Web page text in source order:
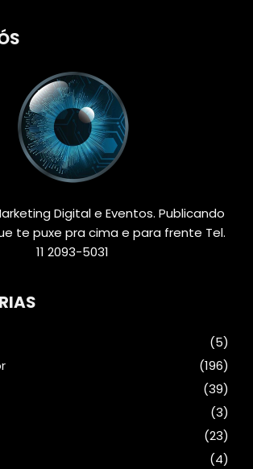
Digital e Eventos. Publicando
te puxe pra cima e para frente Tel.
11 2093-5031
(5)
(196)
(39)
(3)
(23)
(4)